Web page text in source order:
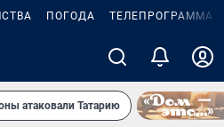
ПОГОДА ТЕЛЕПРОГРАММА
атаковали Татарию